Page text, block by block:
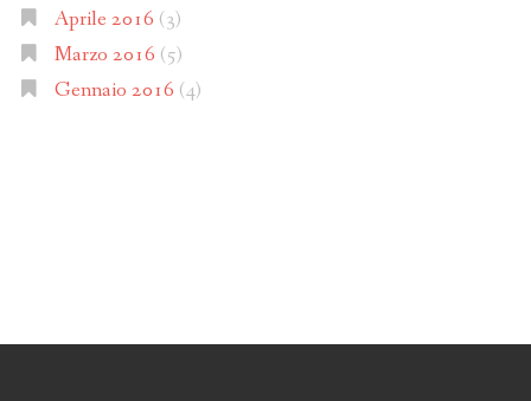
Aprile 2016 (3)
Marzo 2016 (5)
Gennaio 2016 (4)